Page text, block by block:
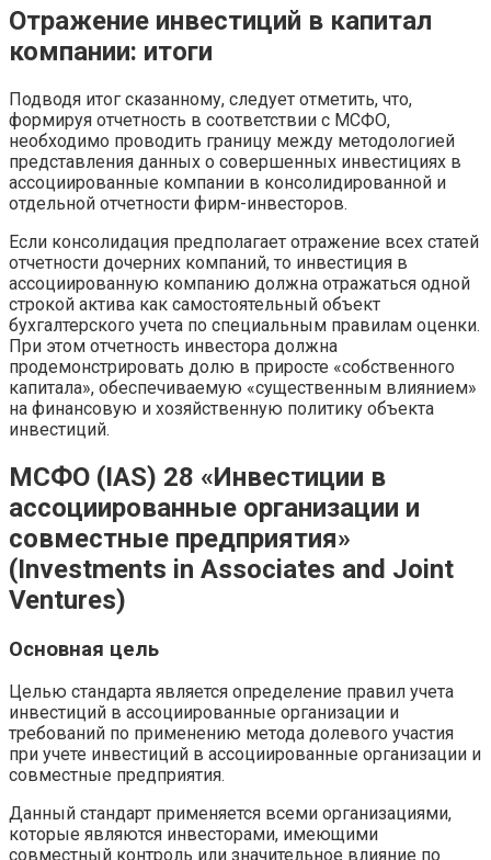
Отражение инвестиций в капитал
компании: итоги
Подводя итог сказанному, следует отметить, что,
формируя отчетность в соответствии с МСФО,
необходимо проводить границу между методологией
представления данных о совершенных инвестициях в
ассоциированные компании в консолидированной и
отдельной отчетности фирм-инвесторов.
Если консолидация предполагает отражение всех статей
отчетности дочерних компаний, то инвестиция в
ассоциированную компанию должна отражаться одной
строкой актива как самостоятельный объект
бухгалтерского учета по специальным правилам оценки.
При этом отчетность инвестора должна
продемонстрировать долю в приросте «собственного
капитала», обеспечиваемую «существенным влиянием»
на финансовую и хозяйственную политику объекта
инвестиций.
МСФО (IAS) 28 «Инвестиции в
ассоциированные организации и
совместные предприятия»
(Investments in Associates and Joint
Ventures)
Основная цель
Целью стандарта является определение правил учета
инвестиций в ассоциированные организации и
требований по применению метода долевого участия
при учете инвестиций в ассоциированные организации и
совместные предприятия.
Данный стандарт применяется всеми организациями,
которые являются инвесторами, имеющими
совместный контроль или значительное влияние по